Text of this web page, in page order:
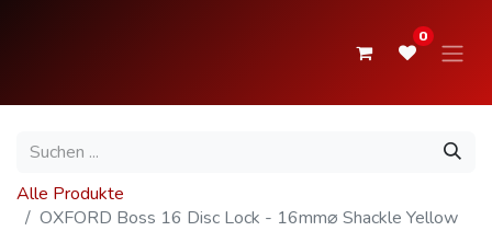
0
Alle Produkte
OXFORD Boss 16 Disc Lock - 16mm⌀ Shackle Yellow